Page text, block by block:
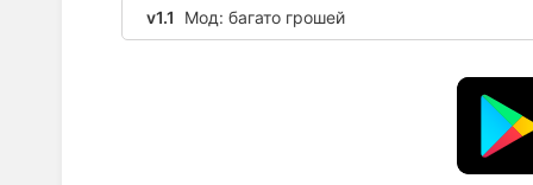
v1.1 Мод: багато грошей